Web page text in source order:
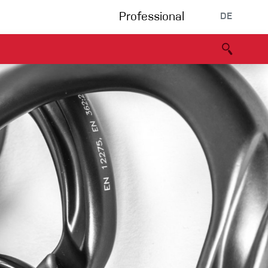
Professional DE
Bouldering
Kletterhalle
Klettersteig
Multipitch/tradclimb
B2B portal Konformitätserklärung
Events
Partners